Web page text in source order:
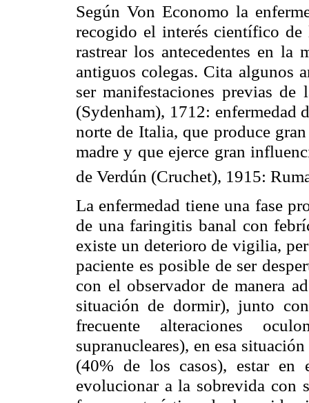
Según Von Economo la
recogido el interés científico de
rastrear los antecedentes en la
antiguos colegas. Cita algunos
ser manifestaciones previas de
(Sydenham), 1712: enfermedad
norte de Italia, que produce
madre y que ejerce gran
de Verdún (Cruchet), 1915:
La enfermedad tiene una fase
de una faringitis banal con
existe un deterioro de vigilia,
paciente es posible de ser
con el observador de manera
situación de dormir), junto
frecuente alteraciones
supranucleares), en esa
(40% de los casos), estar en
evolucionar a la sobrevida con